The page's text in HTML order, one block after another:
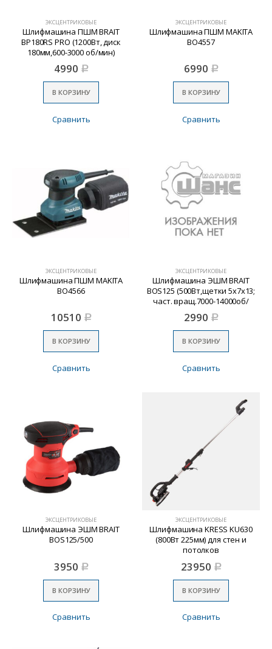
ЭКСЦЕНТРИКОВЫЕ
Шлифмашина ПШМ BRAIT
BP180RS PRO (1200Вт, диск
180мм,600-3000 об/мин)
4990 Р
В КОРЗИНУ
Сравнить
ЭКСЦЕНТРИКОВЫЕ
Шлифмашина ПШМ MAKITA
BO4557
6990 Р
В КОРЗИНУ
Сравнить
ЭКСЦЕНТРИКОВЫЕ
Шлифмашина ПШМ MAKITA
BO4566
10510 Р
В КОРЗИНУ
Сравнить
ЭКСЦЕНТРИКОВЫЕ
Шлифмашина ЭШМ BRAIT
BOS125 (500Вт,щетки 5х7х13;
част. вращ.7000-14000об/
мин,D= подошвы 125мм)
2990 Р
В КОРЗИНУ
Сравнить
ЭКСЦЕНТРИКОВЫЕ
Шлифмашина ЭШМ BRAIT
BOS125/500
3950 Р
В КОРЗИНУ
Сравнить
ЭКСЦЕНТРИКОВЫЕ
Шлифмашина KRESS KU630
(800Вт 225мм) для стен и
потолков
23950 Р
В КОРЗИНУ
Сравнить